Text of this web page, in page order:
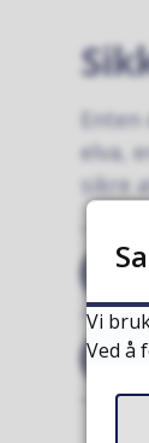
elva,
sikre
Vi
Ved å